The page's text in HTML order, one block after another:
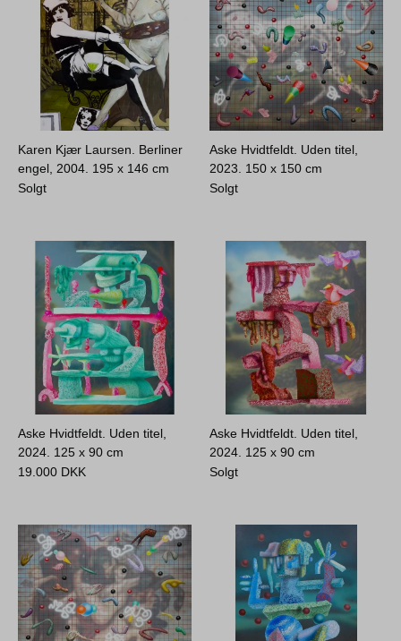
Karen Kjær Laursen. Berliner
engel, 2004. 195 x 146 cm
Solgt
Aske Hvidtfeldt. Uden titel,
2023. 150 x 150 cm
Solgt
Aske Hvidtfeldt. Uden titel,
2024. 125 x 90 cm
19.000 DKK
Aske Hvidtfeldt. Uden titel,
2024. 125 x 90 cm
Solgt